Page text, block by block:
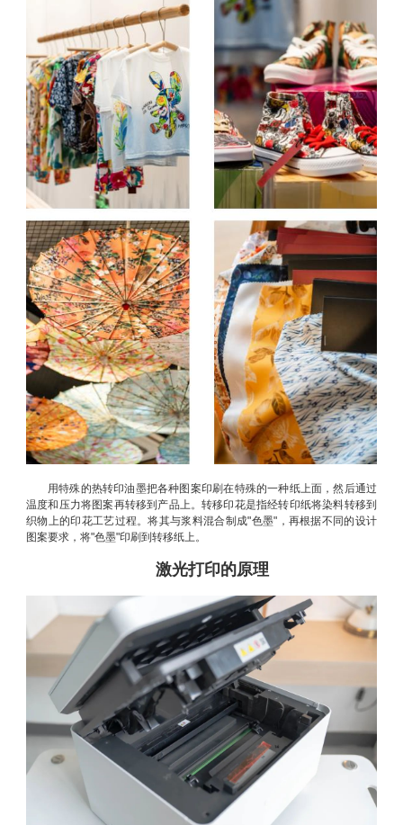
用特殊的热转印油墨把各种图案印刷在特殊的一种纸上面，然后通过
温度和压力将图案再转移到产品上。转移印花是指经转印纸将染料转移到
织物上的印花工艺过程。将其与浆料混合制成"色墨"，再根据不同的设计
图案要求，将"色墨"印刷到转移纸上。
激光打印的原理